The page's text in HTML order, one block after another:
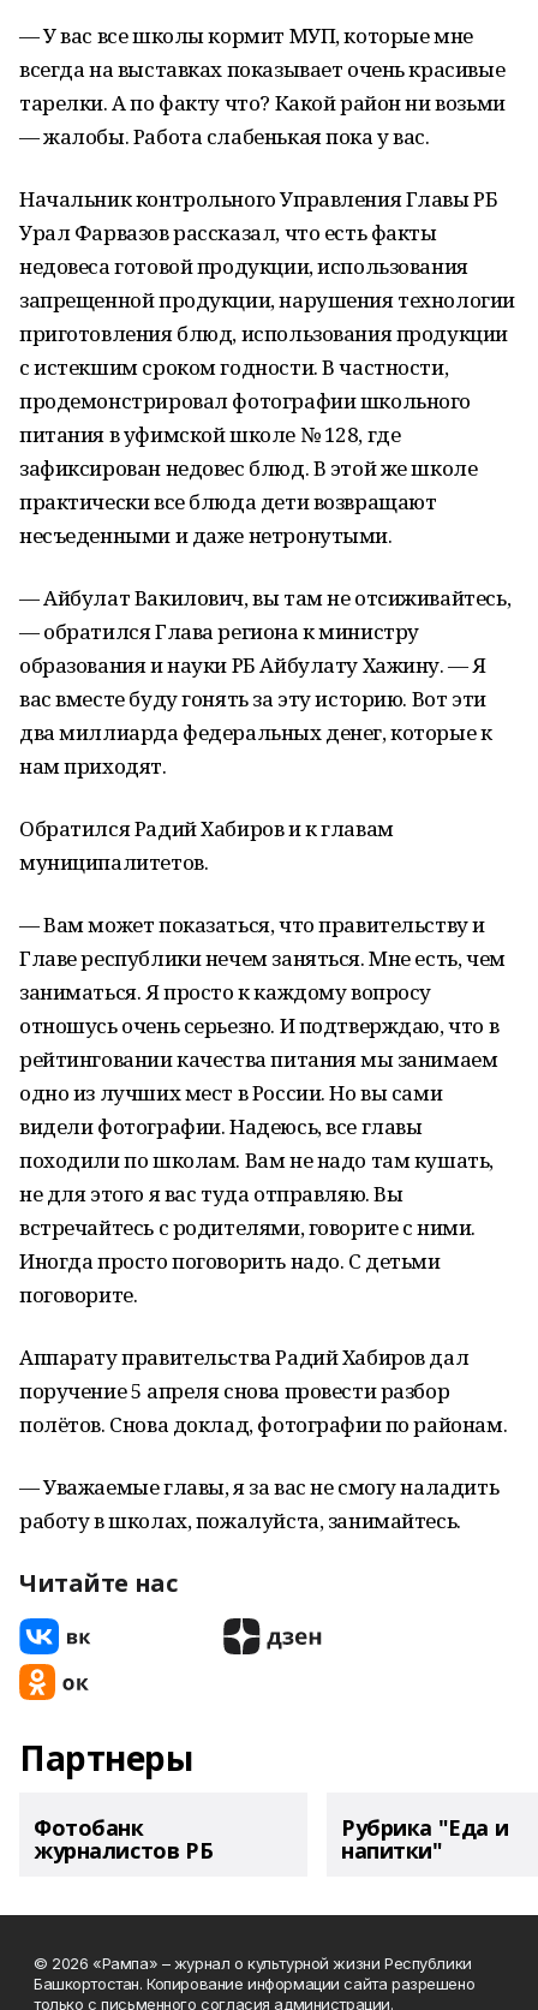
— У вас все школы кормит МУП, которые мне
всегда на выставках показывает очень красивые
тарелки. А по факту что? Какой район ни возьми
— жалобы. Работа слабенькая пока у вас.
Начальник контрольного Управления Главы РБ
Урал Фарвазов рассказал, что есть факты
недовеса готовой продукции, использования
запрещенной продукции, нарушения технологии
приготовления блюд, использования продукции
с истекшим сроком годности. В частности,
продемонстрировал фотографии школьного
питания в уфимской школе № 128, где
зафиксирован недовес блюд. В этой же школе
практически все блюда дети возвращают
несъеденными и даже нетронутыми.
— Айбулат Вакилович, вы там не отсиживайтесь,
— обратился Глава региона к министру
образования и науки РБ Айбулату Хажину. — Я
вас вместе буду гонять за эту историю. Вот эти
два миллиарда федеральных денег, которые к
нам приходят.
Обратился Радий Хабиров и к главам
муниципалитетов.
— Вам может показаться, что правительству и
Главе республики нечем заняться. Мне есть, чем
заниматься. Я просто к каждому вопросу
отношусь очень серьезно. И подтверждаю, что в
рейтинговании качества питания мы занимаем
одно из лучших мест в России. Но вы сами
видели фотографии. Надеюсь, все главы
походили по школам. Вам не надо там кушать,
не для этого я вас туда отправляю. Вы
встречайтесь с родителями, говорите с ними.
Иногда просто поговорить надо. С детьми
поговорите.
Аппарату правительства Радий Хабиров дал
поручение 5 апреля снова провести разбор
полётов. Снова доклад, фотографии по районам.
— Уважаемые главы, я за вас не смогу наладить
работу в школах, пожалуйста, занимайтесь.
Читайте нас
Партнеры
Фотобанк
журналистов РБ
Рубрика "Еда и
напитки"
© 2026 «Рампа» – журнал о культурной жизни Республики
Башкортостан. Копирование информации сайта разрешено
только с письменного согласия администрации.